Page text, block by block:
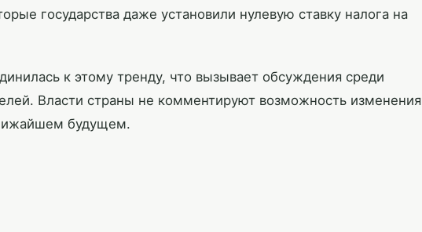
государства даже установили нулевую ставку налога на
к этому тренду, что вызывает обсуждения среди
Власти страны не комментируют возможность изменения
будущем.